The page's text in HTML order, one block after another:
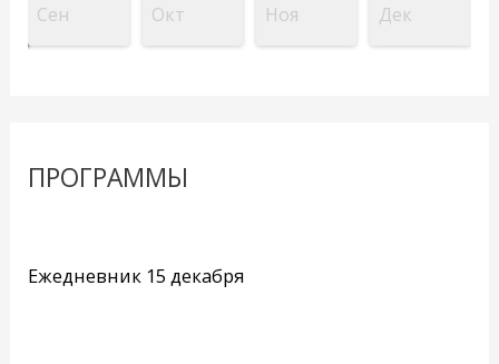
Сен Окт Ноя Дек
ПРОГРАММЫ
Ежедневник 15 декабря